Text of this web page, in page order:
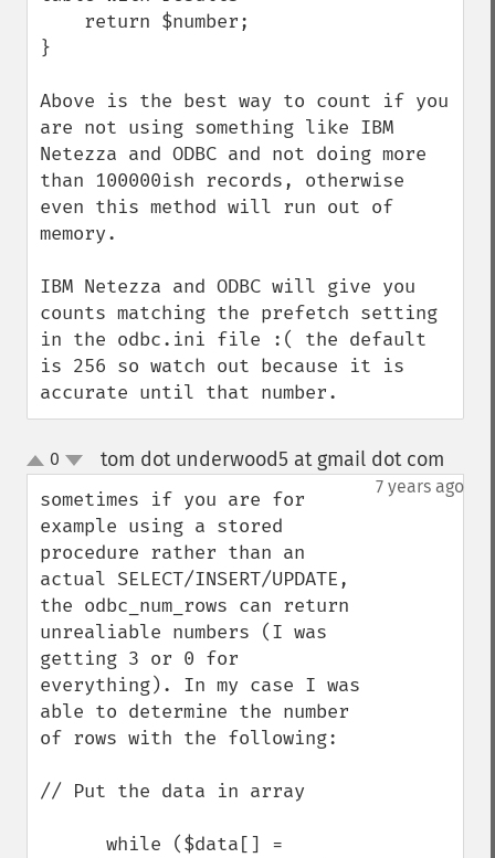
}
Above is the best way to count if you
are not using something like IBM
Netezza and ODBC and not doing more
than 100000ish records, otherwise
even this method will run out of
memory.
IBM Netezza and ODBC will give you
counts matching the prefetch setting
in the odbc.ini file :( the default
is 256 so watch out because it is
accurate until that number.
up
down
0 tom dot underwood5 at gmail dot com
7 years ago
sometimes if you are for
example using a stored
procedure rather than an
actual SELECT/INSERT/UPDATE,
the odbc_num_rows can return
unrealiable numbers (I was
getting 3 or 0 for
everything). In my case I was
able to determine the number
of rows with the following:
// Put the data in array